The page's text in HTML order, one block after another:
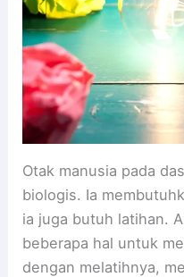
Otak manusia pada
biologis. Ia
ia juga butuh latihan.
beberapa hal untuk
dengan melatihnya,